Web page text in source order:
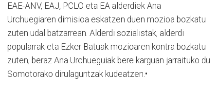
EAE-ANV, EAJ, PCLO eta EA alderdiek Ana
Urchuegiaren dimisioa eskatzen duen mozioa bozkatu
zuten udal batzarrean. Alderdi sozialistak, alderdi
popularrak eta Ezker Batuak mozioaren kontra bozkatu
zuten, beraz Ana Urchueguiak bere karguan jarraituko du
Somotorako dirulaguntzak kudeatzen.•